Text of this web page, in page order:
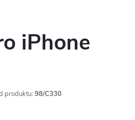
iPhone
produktu: 98/C330